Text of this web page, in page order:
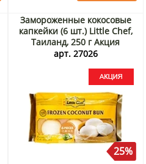
Замороженные кокосовые
капкейки (6 шт.) Little Chef,
Таиланд, 250 г Акция
арт. 27026
25%